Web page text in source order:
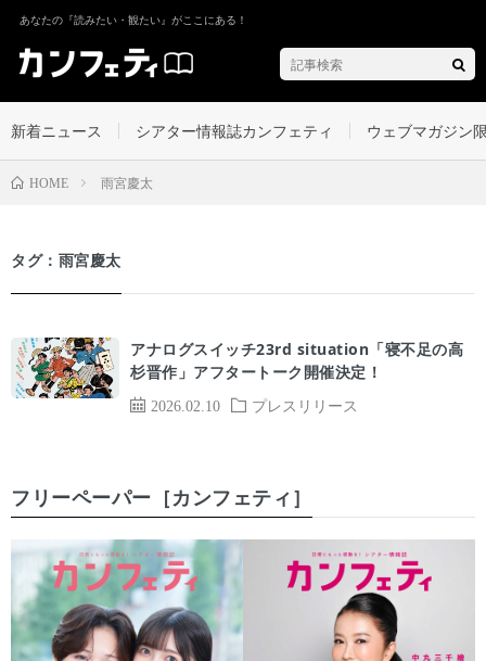
あなたの『読みたい・観たい』がここにある！
新着ニュース シアター情報誌カンフェティ ウェブマガジン
HOME 雨宮慶太
タグ：雨宮慶太
2026.02.10 プレスリリース
アナログスイッチ23rd situation「寝不足の高
杉晋作」アフタートーク開催決定！
フリーペーパー［カンフェティ］